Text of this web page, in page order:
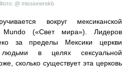
@ missionerekb
вокруг мексиканской
(«Свет мира»). Лидеров
за пределы Мексики церкви
в целях сексуальной
сколько существует эта церковь